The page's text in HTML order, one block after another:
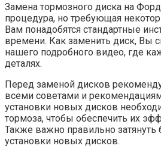
Замена тормозного диска на
процедура, но требующая
Вам понадобятся стандартные
времени. Как заменить диск, Вы
нашего подробного видео, где
деталях.
Перед заменой дисков
всеми советами и
установки новых дисков
тормоза, чтобы обеспечить их
Также важно правильно затянуть
установки новых дисков.